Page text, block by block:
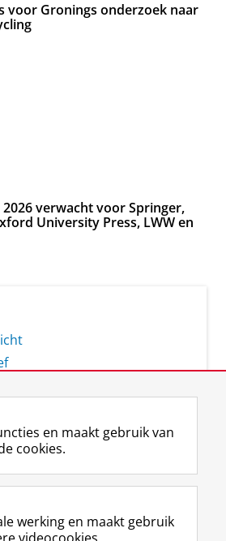
voor Gronings onderzoek naar
verwacht voor Springer,
University Press, LWW en
F
a
e
L
i
k
R
S
-
I
n
t
Y
o
T
en maakt gebruik van
cookies.
werking en maakt gebruik